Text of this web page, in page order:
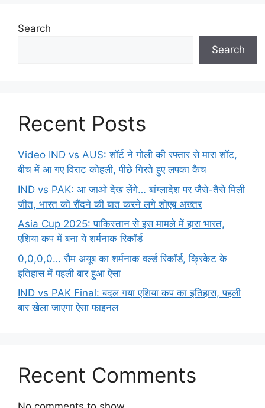
Search
Search
Recent Posts
Video IND vs AUS: शॉर्ट ने गोली की रफ्तार से मारा शॉट,
बीच में आ गए विराट कोहली, पीछे गिरते हुए लपका कैच
IND vs PAK: आ जाओ देख लेंगे… बांग्लादेश पर जैसे-तैसे मिली
जीत, भारत को रौंदने की बात करने लगे शोएब अख्तर
Asia Cup 2025: पाकिस्तान से इस मामले में हारा भारत,
एशिया कप में बना ये शर्मनाक रिकॉर्ड
0,0,0,0… सैम अयूब का शर्मनाक वर्ल्ड रिकॉर्ड, क्रिकेट के
इतिहास में पहली बार हुआ ऐसा
IND vs PAK Final: बदल गया एशिया कप का इतिहास, पहली
बार खेला जाएगा ऐसा फाइनल
Recent Comments